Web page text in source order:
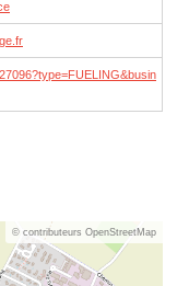
© contributeurs OpenStreetMap